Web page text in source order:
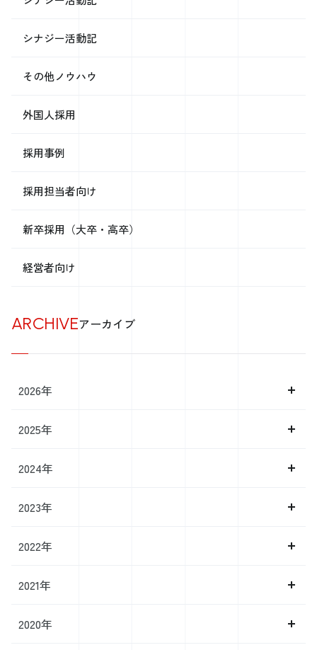
シナジー活動記
その他ノウハウ
外国人採用
採用事例
採用担当者向け
新卒採用（大卒・高卒）
経営者向け
ARCHIVEアーカイブ
2026年
2025年
2024年
2023年
2022年
2021年
2020年